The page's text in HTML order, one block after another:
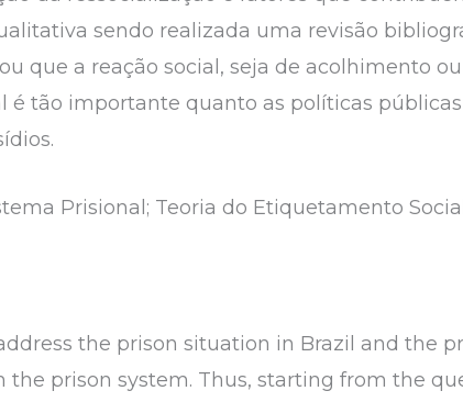
sendo realizada uma revisão
que a reação social, seja de acolhimento
é tão importante quanto as políticas
Prisional; Teoria do Etiquetamento
the prison situation in Brazil and the
the prison system. Thus, starting from the